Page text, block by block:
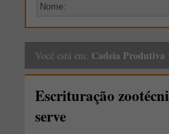
Você está em: Cadeia Produtiva
Escrituração
serve